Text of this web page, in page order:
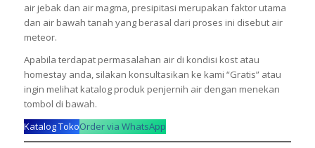
air jebak dan air magma, presipitasi merupakan faktor utama
dan air bawah tanah yang berasal dari proses ini disebut air
meteor.
Apabila terdapat permasalahan air di kondisi kost atau
homestay anda, silakan konsultasikan ke kami “Gratis” atau
ingin melihat katalog produk penjernih air dengan menekan
tombol di bawah.
Katalog TokoOrder via WhatsApp